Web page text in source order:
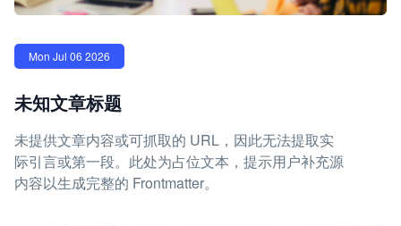
Mon Jul 06 2026
未知文章标题
未提供文章内容或可抓取的 URL，因此无法提取实
际引言或第一段。此处为占位文本，提示用户补充源
内容以生成完整的 Frontmatter。